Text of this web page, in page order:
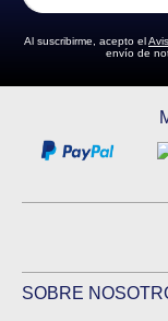
Al suscribirme, acepto el
envío de
SOBRE